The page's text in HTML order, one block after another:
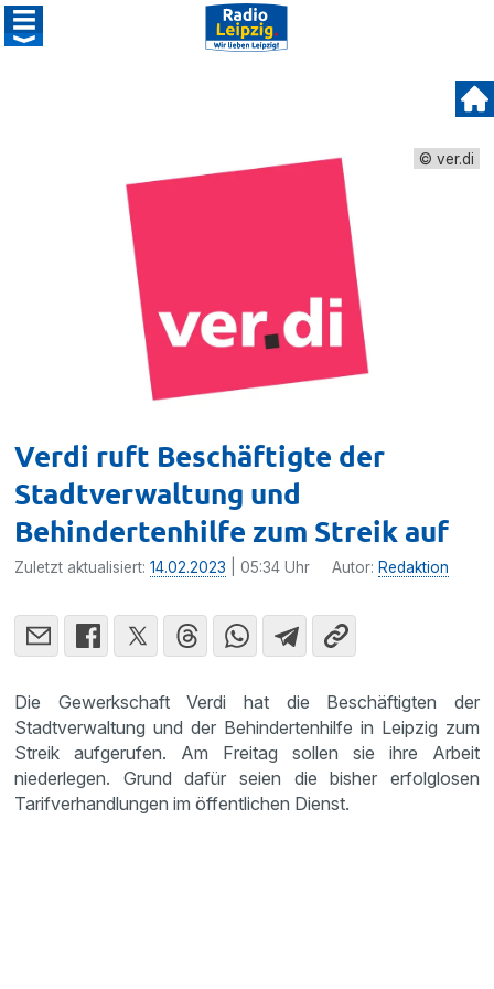
© ver.di
Verdi ruft Beschäftigte der
Stadtverwaltung und
Behindertenhilfe zum Streik auf
Zuletzt aktualisiert:14.02.2023 | 05:34 Uhr Autor: Redaktion
Die Gewerkschaft Verdi hat die Beschäftigten der
Stadtverwaltung und der Behindertenhilfe in Leipzig zum
Streik aufgerufen. Am Freitag sollen sie ihre Arbeit
niederlegen. Grund dafür seien die bisher erfolglosen
Tarifverhandlungen im öffentlichen Dienst.